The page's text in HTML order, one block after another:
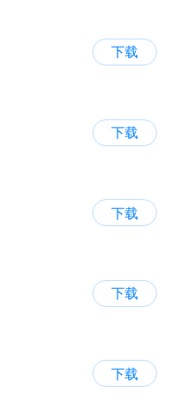
下载
下载
下载
下载
下载